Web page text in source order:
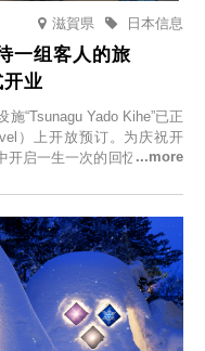
滋賀県 日本信息
一组客人的旅
业
“Tsunagu Yado Kihe”已正
）上开放预订。为庆祝开
开启一生一次的回忆之旅”活